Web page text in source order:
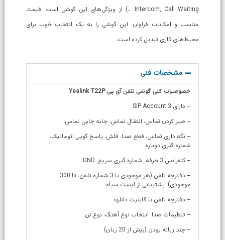
Intercom, Call Waiting …) از ویژگی‌های این گوشی است. قیمت
مناسب و امکانات فراوان، این گوشی را به یک انتخاب خوب برای
محیط‌های کاری تبدیل کرده است.
مشخصات فنی
خصوصیات کلی گوشی تلفن آی پی Yealink T22P
– دارای 3 SIP Account
– صبر کردن تماس، انتقال تماس، جابه جایی تماس
– نگه داری تماس، قطع صدا، فلش، پاسخ گویی اتوماتیک،
شماره گیری دوباره
– کنفرانس 3 طرفه، شماره گیری سریع، DND
– دفترچه تلفن (هر موجودی با 3 شماره تلفن. تا 300
موجودی). پشتیبانی از لیست سیاه
– دفترچه تلفن با قابلیت دانلود
– تنظیمات صدا، انتخاب نوع آهنگ، نوع تن
– چند زبانه بودن (بیش از 20 زبان)